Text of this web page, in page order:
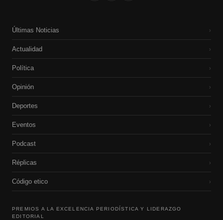
Últimas Noticias ›
Actualidad ›
Política ›
Opinión ›
Deportes ›
Eventos ›
Podcast ›
Réplicas ›
Código etico ›
PREMIOS A LA EXCELENCIA PERIODÍSTICA Y LIDERAZGO
EDITORIAL